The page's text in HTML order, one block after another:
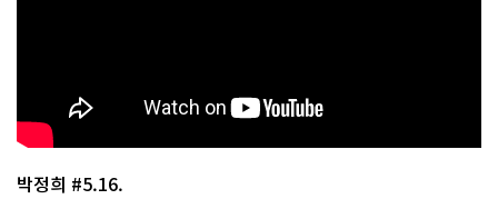
박정희 #5.16.